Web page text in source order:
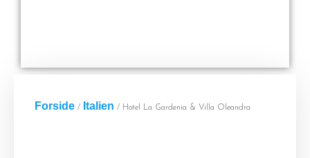
Forside / Italien / Hotel La Gardenia & Villa Oleandra